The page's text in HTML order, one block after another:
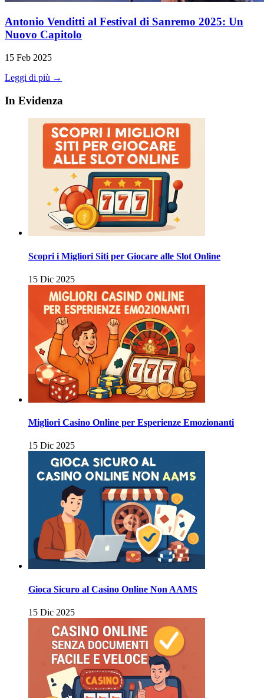
Antonio Venditti al Festival di Sanremo 2025: Un
Nuovo Capitolo
15 Feb 2025
Leggi di più →
In Evidenza
Scopri i Migliori Siti per Giocare alle Slot Online
15 Dic 2025
Migliori Casino Online per Esperienze Emozionanti
15 Dic 2025
Gioca Sicuro al Casino Online Non AAMS
15 Dic 2025